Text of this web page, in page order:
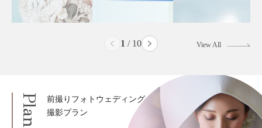
2 / 10 View All
Plan
前撮りフォトウェディング
撮影プラン